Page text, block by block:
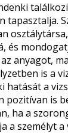
tapasztalja.
és
anyagot,
is a
a
pozitívan is
ha a
a személyt a